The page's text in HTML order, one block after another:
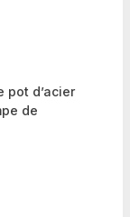
pot d’acier
de